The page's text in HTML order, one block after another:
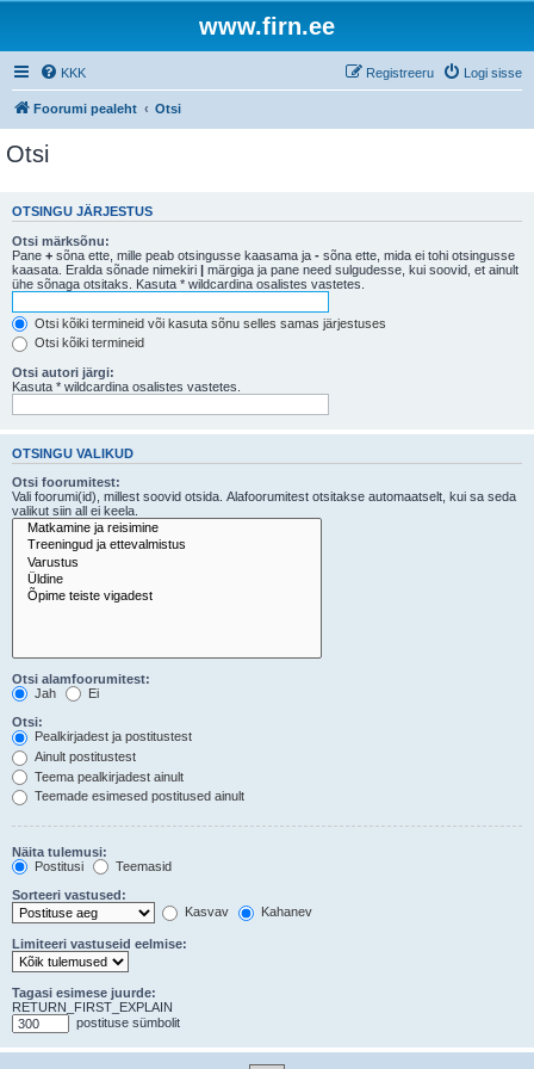
www.firn.ee
KKK Logi sisse
Registreeru
Foorumi pealeht Otsi
Otsi
OTSINGU JÄRJESTUS
Otsi märksõnu:
Pane + sõna ette, mille peab otsingusse kaasama ja - sõna ette, mida ei tohi otsingusse
kaasata. Eralda sõnade nimekiri | märgiga ja pane need sulgudesse, kui soovid, et ainult
ühe sõnaga otsitaks. Kasuta * wildcardina osalistes vastetes.
Otsi kõiki termineid või kasuta sõnu selles samas järjestuses
Otsi kõiki termineid
Otsi autori järgi:
Kasuta * wildcardina osalistes vastetes.
OTSINGU VALIKUD
Otsi foorumitest:
Vali foorumi(id), millest soovid otsida. Alafoorumitest otsitakse automaatselt, kui sa seda
valikut siin all ei keela.
Otsi alamfoorumitest:
Jah
Ei
Otsi:
Pealkirjadest ja postitustest
Ainult postitustest
Teema pealkirjadest ainult
Teemade esimesed postitused ainult
Näita tulemusi:
Postitusi
Teemasid
Sorteeri vastused:
Kasvav
Kahanev
Limiteeri vastuseid eelmise:
Tagasi esimese juurde:
RETURN_FIRST_EXPLAIN
postituse sümbolit